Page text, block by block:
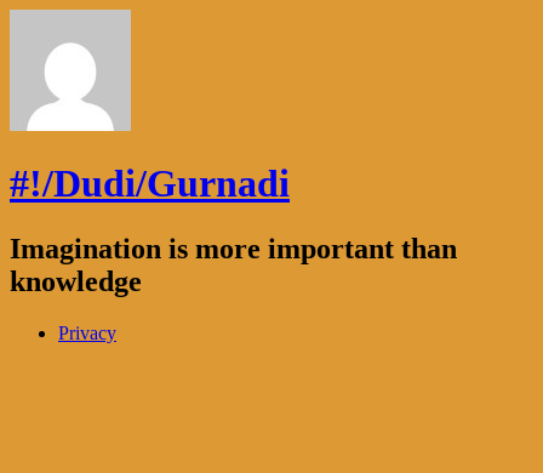
#!/Dudi/Gurnadi
Imagination is more important than
knowledge
Privacy